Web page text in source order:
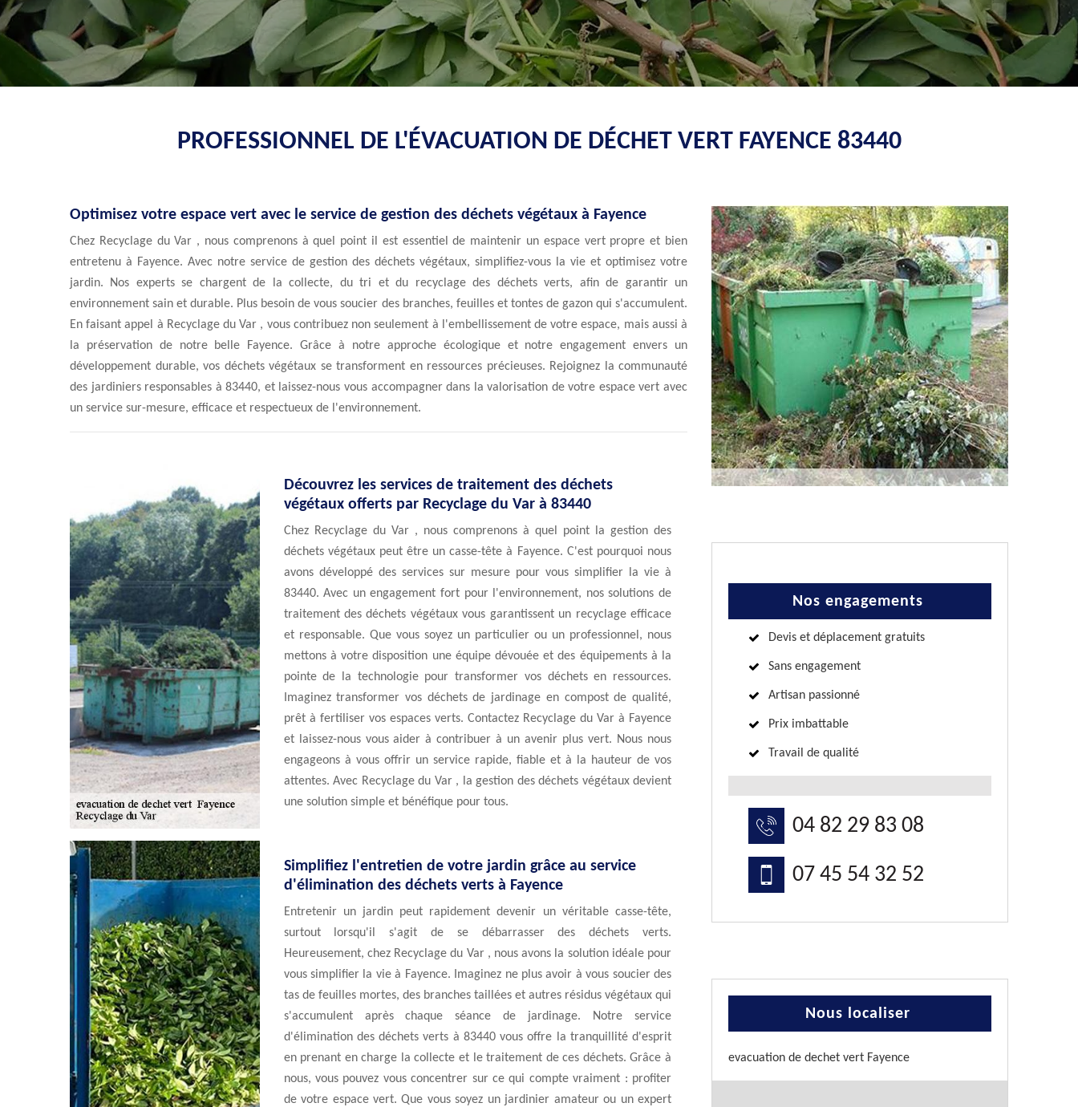
PROFESSIONNEL DE L'ÉVACUATION DE DÉCHET VERT FAYENCE 83440
Optimisez votre espace vert avec le service de gestion des déchets végétaux à Fayence
Chez Recyclage du Var , nous comprenons à quel point il est essentiel de maintenir un espace vert propre et bien
entretenu à Fayence. Avec notre service de gestion des déchets végétaux, simplifiez-vous la vie et optimisez votre
jardin. Nos experts se chargent de la collecte, du tri et du recyclage des déchets verts, afin de garantir un
environnement sain et durable. Plus besoin de vous soucier des branches, feuilles et tontes de gazon qui s'accumulent.
En faisant appel à Recyclage du Var , vous contribuez non seulement à l'embellissement de votre espace, mais aussi à
la préservation de notre belle Fayence. Grâce à notre approche écologique et notre engagement envers un
développement durable, vos déchets végétaux se transforment en ressources précieuses. Rejoignez la communauté
des jardiniers responsables à 83440, et laissez-nous vous accompagner dans la valorisation de votre espace vert avec
un service sur-mesure, efficace et respectueux de l'environnement.
Découvrez les services de traitement des déchets
végétaux offerts par Recyclage du Var à 83440
Chez Recyclage du Var , nous comprenons à quel point la gestion des
déchets végétaux peut être un casse-tête à Fayence. C'est pourquoi nous
avons développé des services sur mesure pour vous simplifier la vie à
83440. Avec un engagement fort pour l'environnement, nos solutions de
traitement des déchets végétaux vous garantissent un recyclage efficace
et responsable. Que vous soyez un particulier ou un professionnel, nous
mettons à votre disposition une équipe dévouée et des équipements à la
pointe de la technologie pour transformer vos déchets en ressources.
Imaginez transformer vos déchets de jardinage en compost de qualité,
prêt à fertiliser vos espaces verts. Contactez Recyclage du Var à Fayence
et laissez-nous vous aider à contribuer à un avenir plus vert. Nous nous
engageons à vous offrir un service rapide, fiable et à la hauteur de vos
attentes. Avec Recyclage du Var , la gestion des déchets végétaux devient
une solution simple et bénéfique pour tous.
Simplifiez l'entretien de votre jardin grâce au service
d'élimination des déchets verts à Fayence
Entretenir un jardin peut rapidement devenir un véritable casse-tête,
surtout lorsqu'il s'agit de se débarrasser des déchets verts.
Heureusement, chez Recyclage du Var , nous avons la solution idéale pour
vous simplifier la vie à Fayence. Imaginez ne plus avoir à vous soucier des
tas de feuilles mortes, des branches taillées et autres résidus végétaux qui
s'accumulent après chaque séance de jardinage. Notre service
d'élimination des déchets verts à 83440 vous offre la tranquillité d'esprit
en prenant en charge la collecte et le traitement de ces déchets. Grâce à
nous, vous pouvez vous concentrer sur ce qui compte vraiment : profiter
de votre espace vert. Que vous soyez un jardinier amateur ou un expert
Nos engagements
Devis et déplacement gratuits
Sans engagement
Artisan passionné
Prix imbattable
Travail de qualité
04 82 29 83 08
07 45 54 32 52
Nous localiser
evacuation de dechet vert Fayence